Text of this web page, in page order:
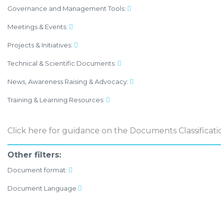
Governance and Management Tools:
Meetings & Events:
Projects & Initiatives:
Technical & Scientific Documents:
News, Awareness Raising & Advocacy:
Training & Learning Resources:
Click here for guidance on the Documents
Other filters:
Document format:
Document Language